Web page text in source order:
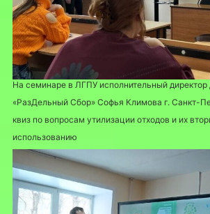
На семинаре в ЛГПУ исполнительный
«РазДельный Сбор» Софья Климова г. Санкт-
квиз по вопросам утилизации отходов и их
использованию